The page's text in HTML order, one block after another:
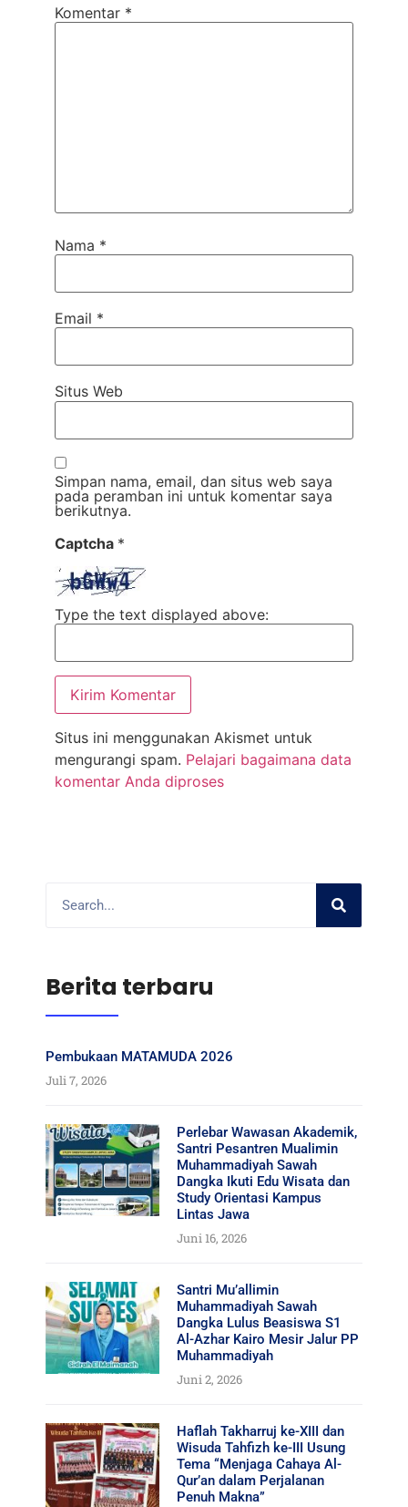
Komentar *
Nama *
Email *
Situs Web
Simpan nama, email, dan situs web saya
pada peramban ini untuk komentar saya
berikutnya.
Captcha *
Type the text displayed above:
Situs ini menggunakan Akismet untuk
mengurangi spam. Pelajari bagaimana data
komentar Anda diproses
Berita terbaru
Pembukaan MATAMUDA 2026
Juli 7, 2026
Perlebar Wawasan Akademik,
Santri Pesantren Mualimin
Muhammadiyah Sawah
Dangka Ikuti Edu Wisata dan
Study Orientasi Kampus
Lintas Jawa
Juni 16, 2026
Santri Mu’allimin
Muhammadiyah Sawah
Dangka Lulus Beasiswa S1
Al-Azhar Kairo Mesir Jalur PP
Muhammadiyah
Juni 2, 2026
Haflah Takharruj ke-XIII dan
Wisuda Tahfizh ke-III Usung
Tema “Menjaga Cahaya Al-
Qur’an dalam Perjalanan
Penuh Makna”